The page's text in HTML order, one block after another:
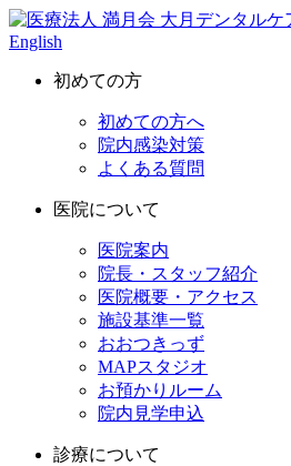
English
初めての方
初めての方へ
院内感染対策
よくある質問
医院について
医院案内
院長・スタッフ紹介
医院概要・アクセス
施設基準一覧
おおつきっず
MAPスタジオ
お預かりルーム
院内見学申込
診療について